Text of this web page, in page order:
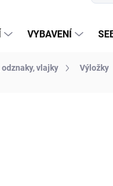
VYBAVENÍ
odznaky, vlajky Výložky